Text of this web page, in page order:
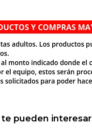
pueden interesar